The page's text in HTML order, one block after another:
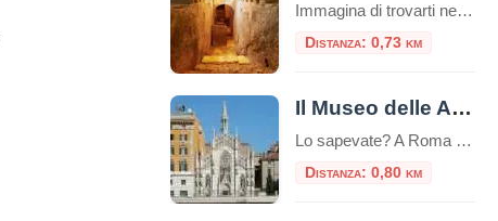
Immagina di trovarti nel cuore pulsante di Roma, davanti alla maestosa Fontana di Trevi. La folla è ovunque, il rumore dell’acqua scrosciante si mescola al vociare dei turisti. Eppure, a pochi metri di distanza e a nove metri di profondità, esiste un mondo silenzioso dove quell’acqua scorre da duemila anni, testimone di una storia millenaria. […]
Distanza: 0,73 km
Il Museo delle Anime del Purgatorio
Lo sapevate? A Roma c’è un luogo unico e inquietante: il Museo delle Anime del Purgatorio. Il museo delle anime del Purgatorio è un’esposizione di documenti e testimonianze allestita in un locale adiacente alla sacrestia della piccola chiesa neogotica del Sacro Cuore del Suffragio a Roma. Tali documenti proverebbero l’esistenza del Purgatorio. La chiesa del […]
Distanza: 0,80 km